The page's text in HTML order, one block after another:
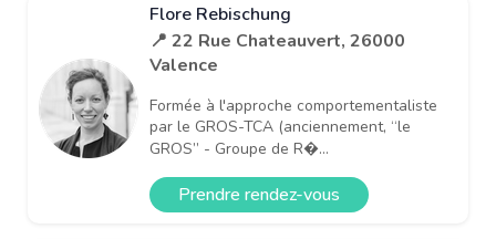
Flore Rebischung
📍 22 Rue Chateauvert, 26000
Valence
Formée à l'approche comportementaliste
par le GROS-TCA (anciennement, “le
GROS” - Groupe de R�...
Prendre rendez-vous